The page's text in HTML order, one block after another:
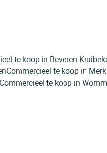
te koop in Beveren-
Commercieel te koop in
Commercieel te koop in